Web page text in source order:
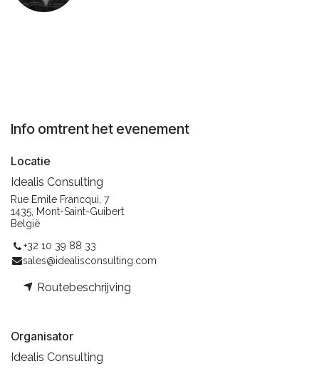
Info omtrent het evenement
Locatie
Idealis Consulting
Rue Emile Francqui, 7
1435, Mont-Saint-Guibert
België
+32 10 39 88 33
sales@idealisconsulting.com
Routebeschrijving
Organisator
Idealis Consulting